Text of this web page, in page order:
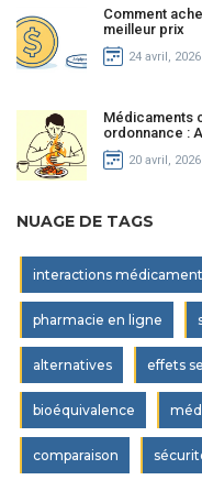
Comment
meilleur prix
24 avril, 2026
Médicaments
ordonnance :
20 avril, 2026
NUAGE DE TAGS
interactions
pharmacie en ligne
alternatives effets
bioéquivalence
comparaison